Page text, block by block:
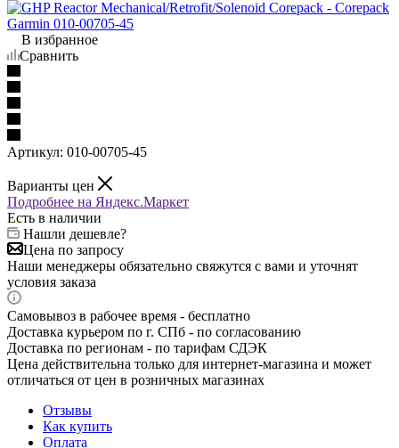
В избранное
Сравнить
Артикул: 010-00705-45
Варианты цен
Подробнее на Яндекс.Маркет
Есть в наличии
Нашли дешевле?
Цена по запросу
Наши менеджеры обязательно свяжутся с вами и уточнят
условия заказа
Самовывоз в рабочее время - бесплатно
Доставка курьером по г. СПб - по согласованию
Доставка по регионам - по тарифам СДЭК
Цена действительна только для интернет-магазина и может
отличаться от цен в розничных магазинах
Отзывы
Как купить
Оплата